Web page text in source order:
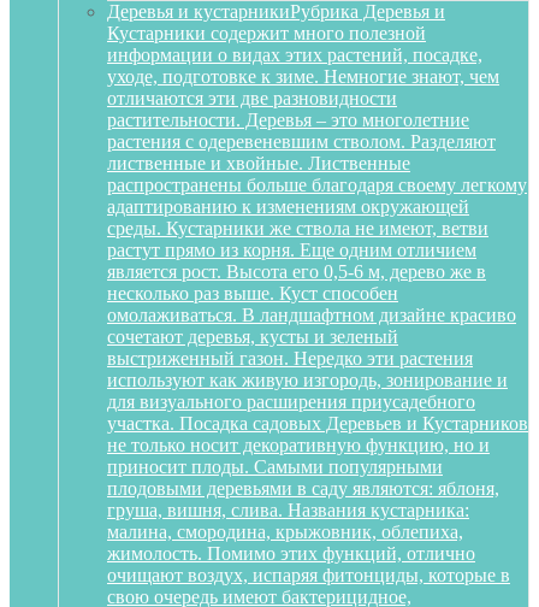
Деревья и кустарникиРубрика Деревья и
Кустарники содержит много полезной
информации о видах этих растений, посадке,
уходе, подготовке к зиме. Немногие знают, чем
отличаются эти две разновидности
растительности. Деревья – это многолетние
растения с одеревеневшим стволом. Разделяют
лиственные и хвойные. Лиственные
распространены больше благодаря своему легкому
адаптированию к изменениям окружающей
среды. Кустарники же ствола не имеют, ветви
растут прямо из корня. Еще одним отличием
является рост. Высота его 0,5-6 м, дерево же в
несколько раз выше. Куст способен
омолаживаться. В ландшафтном дизайне красиво
сочетают деревья, кусты и зеленый
выстриженный газон. Нередко эти растения
используют как живую изгородь, зонирование и
для визуального расширения приусадебного
участка. Посадка садовых Деревьев и Кустарников
не только носит декоративную функцию, но и
приносит плоды. Самыми популярными
плодовыми деревьями в саду являются: яблоня,
груша, вишня, слива. Названия кустарника:
малина, смородина, крыжовник, облепиха,
жимолость. Помимо этих функций, отлично
очищают воздух, испаряя фитонциды, которые в
свою очередь имеют бактерицидное,